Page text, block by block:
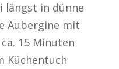
längst in dünne
Aubergine mit
15 Minuten
Küchentuch